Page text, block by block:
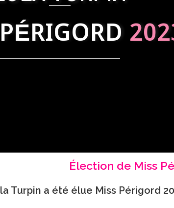
Élection de Miss
Turpin a été élue Miss Périgord